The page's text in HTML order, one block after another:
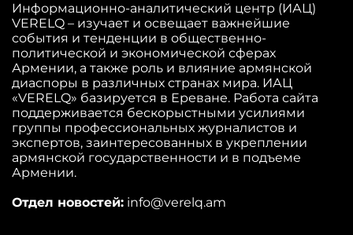
Информационно-аналитический центр (ИАЦ)
VERELQ – изучает и освещает важнейшие
события и тенденции в общественно-
политической и экономической сферах
Армении, а также роль и влияние армянской
диаспоры в различных странах мира. ИАЦ
«VERELQ» базируется в Ереване. Работа сайта
поддерживается бескорыстными усилиями
группы профессиональных журналистов и
экспертов, заинтересованных в укреплении
армянской государственности и в подъеме
Армении.
Отдел новостей: info@verelq.am